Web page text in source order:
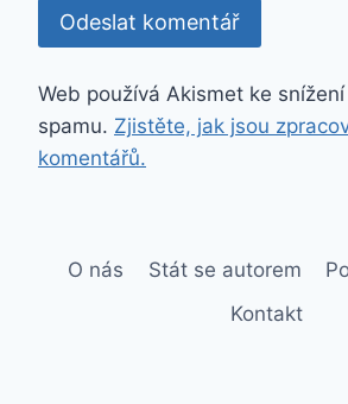
Web používá Akismet ke
spamu. Zjistěte, jak jsou
komentářů.
O nás Stát se autorem
Kontakt